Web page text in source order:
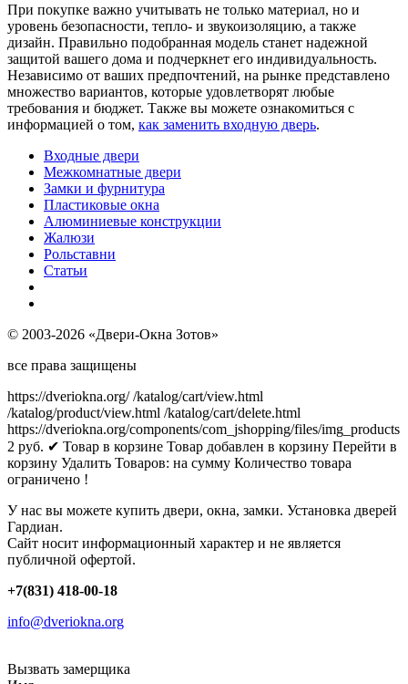
При покупке важно учитывать не только материал, но и
уровень безопасности, тепло- и звукоизоляцию, а также
дизайн. Правильно подобранная модель станет надежной
защитой вашего дома и подчеркнет его индивидуальность.
Независимо от ваших предпочтений, на рынке представлено
множество вариантов, которые удовлетворят любые
требования и бюджет. Также вы можете ознакомиться с
информацией о том, как заменить входную дверь.
Входные двери
Межкомнатные двери
Замки и фурнитура
Пластиковые окна
Алюминиевые конструкции
Жалюзи
Рольставни
Статьи
© 2003-2026 «Двери-Окна Зотов»
все права защищены
https://dveriokna.org/ /katalog/cart/view.html
/katalog/product/view.html /katalog/cart/delete.html
https://dveriokna.org/components/com_jshopping/files/img_products
2 руб. ✔ Товар в корзине Товар добавлен в корзину Перейти в
корзину Удалить Товаров: на сумму Количество товара
ограничено !
У нас вы можете купить двери, окна, замки. Установка дверей
Гардиан.
Сайт носит информационный характер и не является
публичной офертой.
+7(831) 418-00-18
info@dveriokna.org
Вызвать замерщика